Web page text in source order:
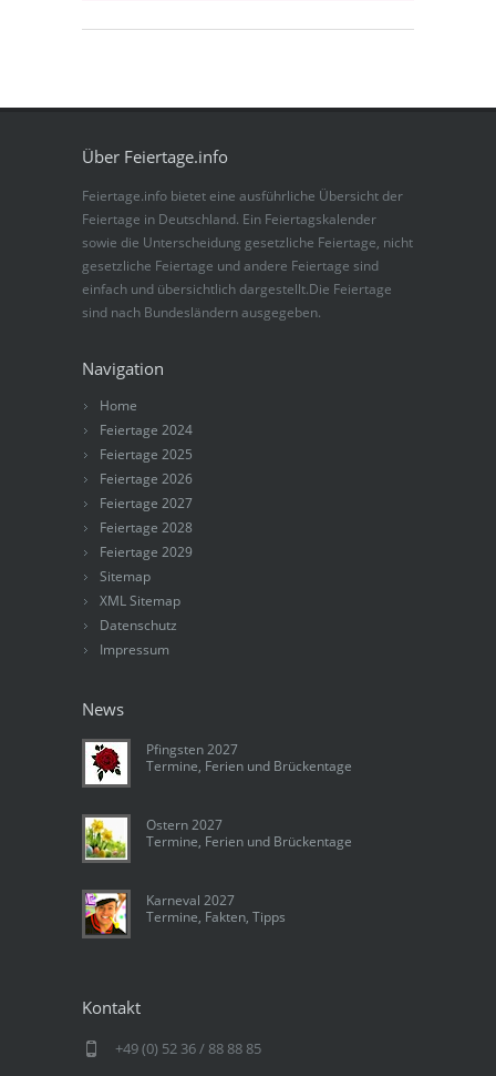
Über Feiertage.info
Feiertage.info bietet eine ausführliche Übersicht der
Feiertage in Deutschland. Ein Feiertagskalender
sowie die Unterscheidung gesetzliche Feiertage, nicht
gesetzliche Feiertage und andere Feiertage sind
einfach und übersichtlich dargestellt.Die Feiertage
sind nach Bundesländern ausgegeben.
Navigation
Home
Feiertage 2024
Feiertage 2025
Feiertage 2026
Feiertage 2027
Feiertage 2028
Feiertage 2029
Sitemap
XML Sitemap
Datenschutz
Impressum
News
Pfingsten 2027
Termine, Ferien und Brückentage
Ostern 2027
Termine, Ferien und Brückentage
Karneval 2027
Termine, Fakten, Tipps
Kontakt
+49 (0) 52 36 / 88 88 85